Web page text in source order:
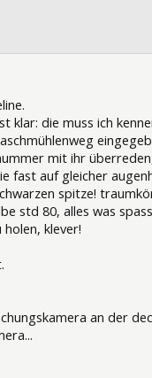
die muss ich
mit ihr
fast auf gleicher
spitze!
std 80, alles was
klever!
an der